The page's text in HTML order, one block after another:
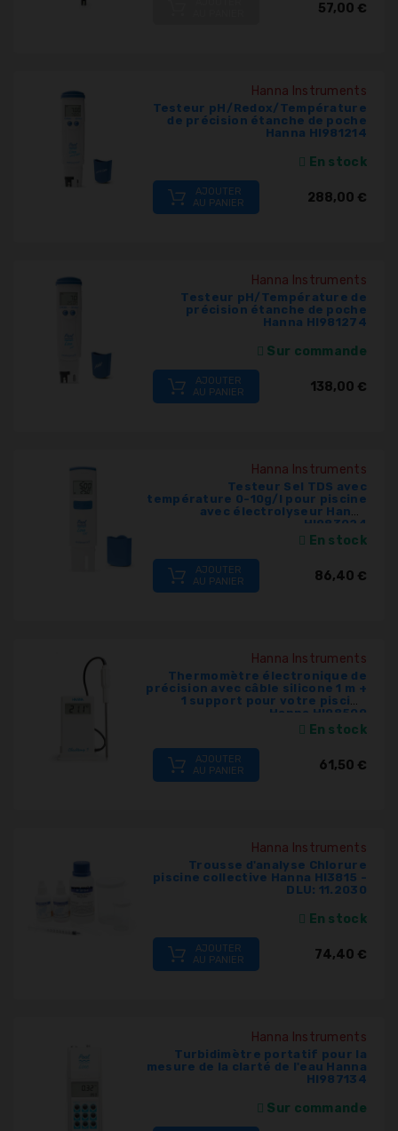
57,00 €
Hanna Instruments
Testeur pH/Redox/Température
de précision étanche de poche
Hanna HI981214
En stock
288,00 €
AJOUTER
AU PANIER
Hanna Instruments
Testeur pH/Température de
précision étanche de poche
Hanna HI981274
Sur commande
138,00 €
AJOUTER
AU PANIER
Hanna Instruments
Testeur Sel TDS avec
température 0-10g/l pour piscine
avec électrolyseur Hanna
HI983024
En stock
86,40 €
AJOUTER
AU PANIER
Hanna Instruments
Thermomètre électronique de
précision avec câble silicone 1 m +
1 support pour votre piscine
Hanna HI98509
En stock
61,50 €
AJOUTER
AU PANIER
Hanna Instruments
Trousse d'analyse Chlorure
piscine collective Hanna HI3815 -
DLU: 11.2030
En stock
74,40 €
AJOUTER
AU PANIER
Hanna Instruments
Turbidimètre portatif pour la
mesure de la clarté de l'eau Hanna
HI987134
Sur commande